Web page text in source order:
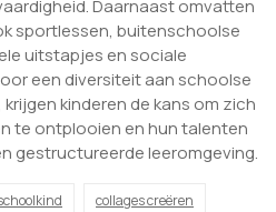
Daarnaast omvatten
sportlessen, buitenschoolse
uitstapjes en sociale
een diversiteit aan schoolse
kinderen de kans om zich
te ontplooien en hun talenten
gestructureerde leeromgeving.
collages creëren